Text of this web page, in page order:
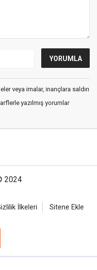
veya imalar, inançlara saldırı
yazılmış yorumlar
2024
İlkeleri Sitene Ekle